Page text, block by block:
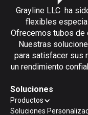
Grayline LLC ha
flexibles
Ofrecemos tubos de
Nuestras
para satisfacer sus
un rendimiento
Soluciones
Productos
Soluciones